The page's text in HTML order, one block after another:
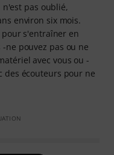
pas oublié,
environ six mois.
s'entraîner en
ne pouvez pas ou ne
avec vous ou -
des écouteurs pour ne